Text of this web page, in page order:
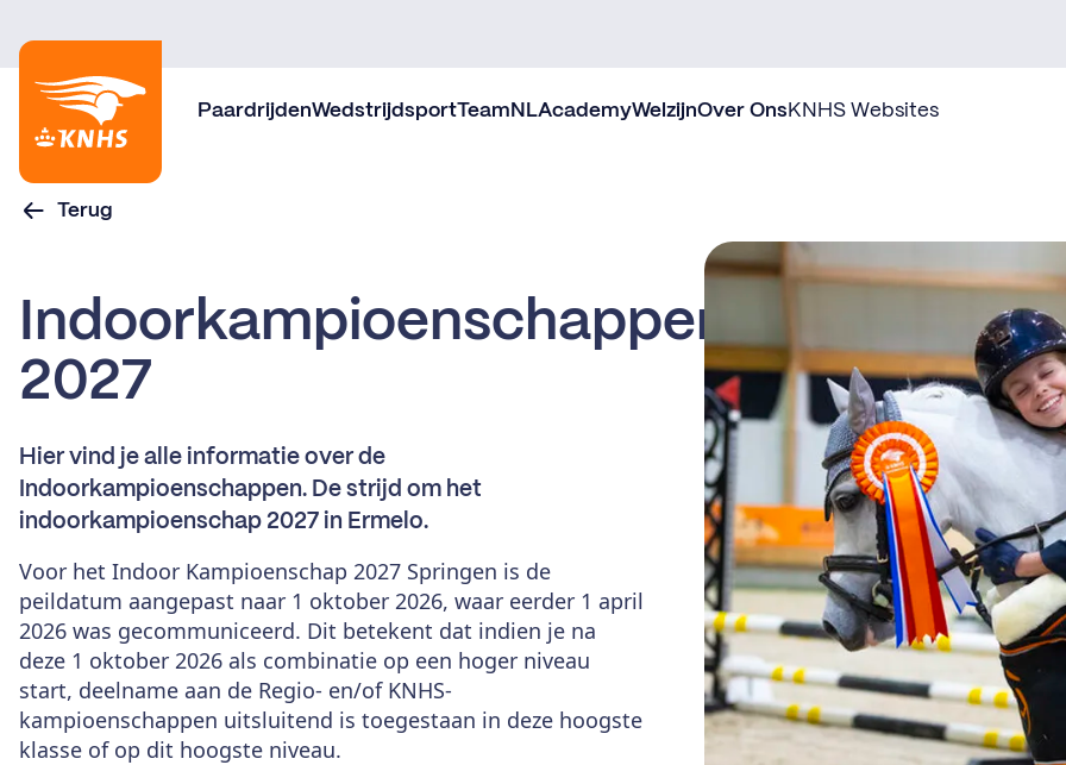
PaardrijdenWedstrijdsportTeamNLAcademyWelzijnOver OnsKNHS Websites
Terug
Indoorkampioenschappen
2027
Hier vind je alle informatie over de
Indoorkampioenschappen. De strijd om het
indoorkampioenschap 2027 in Ermelo.
Voor het Indoor Kampioenschap 2027 Springen is de
peildatum aangepast naar 1 oktober 2026, waar eerder 1 april
2026 was gecommuniceerd. Dit betekent dat indien je na
deze 1 oktober 2026 als combinatie op een hoger niveau
start, deelname aan de Regio- en/of KNHS-
kampioenschappen uitsluitend is toegestaan in deze hoogste
klasse of op dit hoogste niveau.